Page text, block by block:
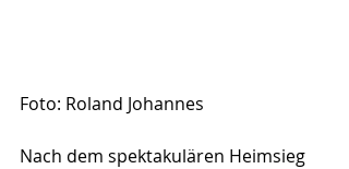
Foto: Roland Johannes
Nach dem spektakulären Heimsieg